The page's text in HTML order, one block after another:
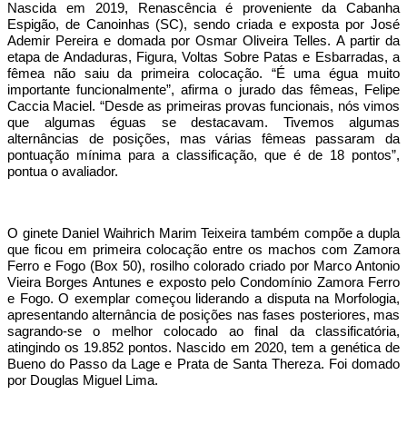
Nascida em 2019, Renascência é proveniente da Cabanha
Espigão, de Canoinhas (SC), sendo criada e exposta por José
Ademir Pereira e domada por Osmar Oliveira Telles. A partir da
etapa de Andaduras, Figura, Voltas Sobre Patas e Esbarradas, a
fêmea não saiu da primeira colocação. “É uma égua muito
importante funcionalmente”, afirma o jurado das fêmeas, Felipe
Caccia Maciel. “Desde as primeiras provas funcionais, nós vimos
que algumas éguas se destacavam. Tivemos algumas
alternâncias de posições, mas várias fêmeas passaram da
pontuação mínima para a classificação, que é de 18 pontos”,
pontua o avaliador.
O ginete Daniel Waihrich Marim Teixeira também compõe a dupla
que ficou em primeira colocação entre os machos com Zamora
Ferro e Fogo (Box 50), rosilho colorado criado por Marco Antonio
Vieira Borges Antunes e exposto pelo Condomínio Zamora Ferro
e Fogo. O exemplar começou liderando a disputa na Morfologia,
apresentando alternância de posições nas fases posteriores, mas
sagrando-se o melhor colocado ao final da classificatória,
atingindo os 19.852 pontos. Nascido em 2020, tem a genética de
Bueno do Passo da Lage e Prata de Santa Thereza. Foi domado
por Douglas Miguel Lima.